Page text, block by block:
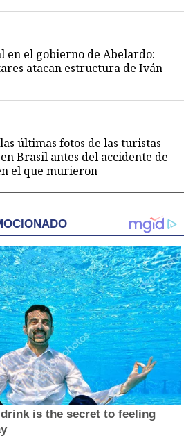
en el gobierno de Abelardo:
atacan estructura de Iván
últimas fotos de las turistas
Brasil antes del accidente de
el que murieron